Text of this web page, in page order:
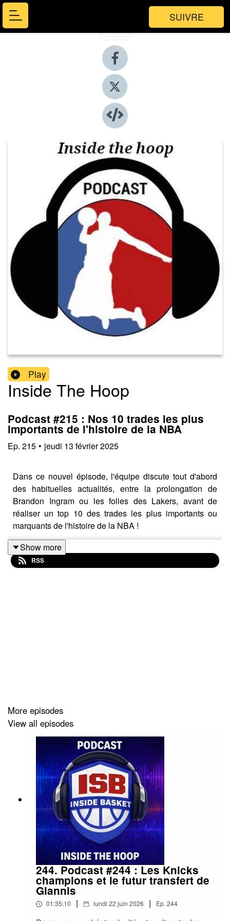
SUIVRE
Partager
Play
Inside The Hoop
Podcast #215 : Nos 10 trades les plus
importants de l'histoire de la NBA
Ep. 215 • jeudi 13 février 2025
Dans ce nouvel épisode, l'équipe discute tout d'abord
des habituelles actualités, entre la prolongation de
Brandon Ingram ou les folies des Lakers, avant de
réaliser un top 10 des trades les plus importants ou
marquants de l'histoire de la NBA !
30:17: les top 10 des trades
Show more
RSS
More episodes
View all episodes
244. Podcast #244 : Les Knicks
champions et le futur transfert de
Giannis
01:35:10 | lundi 22 juin 2026 | Ep. 244